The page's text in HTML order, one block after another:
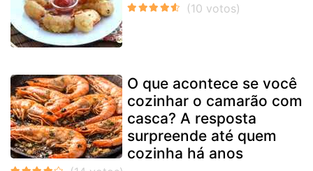
O que acontece se você
cozinhar o camarão com
casca? A resposta
surpreende até quem
cozinha há anos